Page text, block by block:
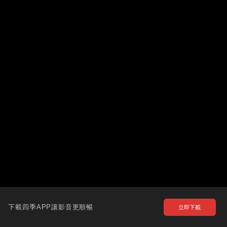
下載四季APP讓影音更順暢 立即下載